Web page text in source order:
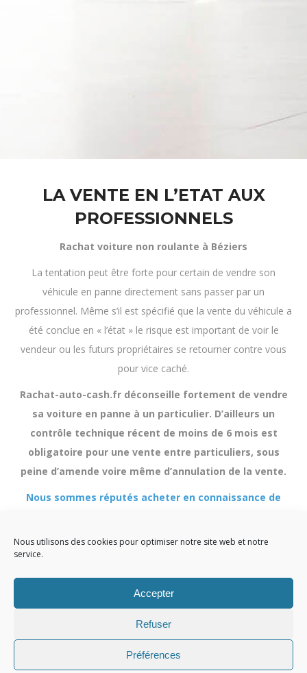
Nous utilisons des cookies pour optimiser notre site web et notre
service.
Accepter
Refuser
Préférences
LA VENTE EN L’ETAT AUX
La tentation peut être forte pour certain de vendre son
véhicule en panne directement sans passer par un
professionnel. Même s’il est spécifié que la vente du véhicule a
été conclue en « l’état » le risque est important de voir le
vendeur ou les futurs propriétaires se retourner contre vous
Rachat-auto-cash.fr déconseille fortement de vendre
sa voiture en panne à un particulier. D’ailleurs un
contrôle technique récent de moins de 6 mois est
obligatoire pour une vente entre particuliers, sous
technique et pas de risque de contestation.
Infos légales
Ⓒ Rachat Auto Cash. Réalisation Radius Design